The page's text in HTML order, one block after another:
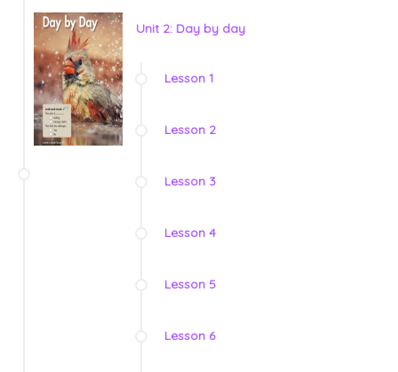
Unit 2: Day by day
Lesson 1
Lesson 2
Lesson 3
Lesson 4
Lesson 5
Lesson 6